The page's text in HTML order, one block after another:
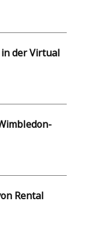
der Virtual
Rental